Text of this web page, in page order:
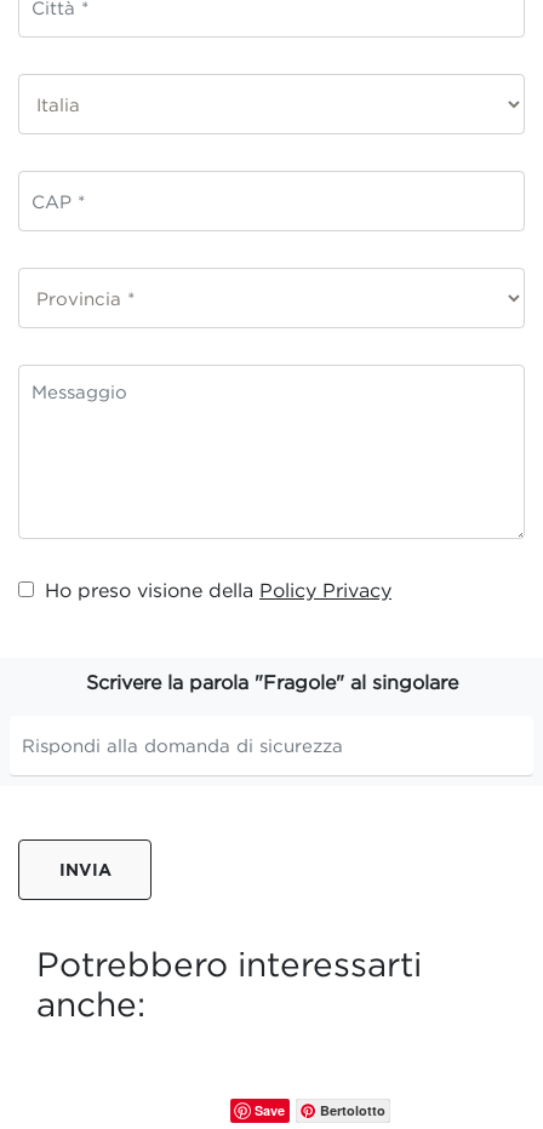
Ho preso visione della Policy Privacy
Scrivere la parola "Fragole" al singolare
INVIA
Potrebbero interessarti
anche:
Save Bertolotto